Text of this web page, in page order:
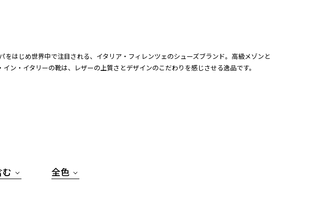
をはじめ世界中で注目される、イタリア・フィレンツェのシューズブランド。高級メゾンと
ン・イタリーの靴は、レザーの上質さとデザインのこだわりを感じさせる逸品です。
全色